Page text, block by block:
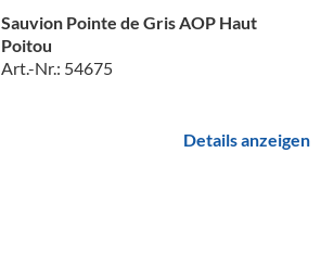
Sauvion Pointe de Gris AOP Haut
Poitou
Art.-Nr.: 54675
Details anzeigen